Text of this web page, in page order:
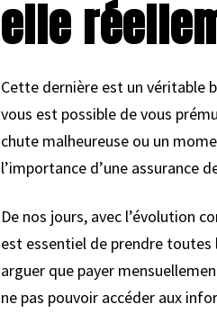
elle
Cette dernière est un véritable
vous est possible de vous
chute malheureuse ou un
l’importance d’une assurance
De nos jours, avec l’évolution
est essentiel de prendre toutes
arguer que payer
ne pas pouvoir accéder aux